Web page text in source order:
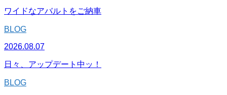
ワイドなアバルトをご納車
BLOG
2026.08.07
日々、アップデート中ッ！
BLOG